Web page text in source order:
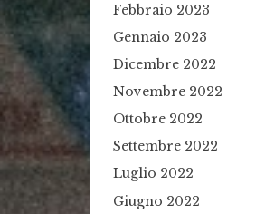
Febbraio 2023
Gennaio 2023
Dicembre 2022
Novembre 2022
Ottobre 2022
Settembre 2022
Luglio 2022
Giugno 2022